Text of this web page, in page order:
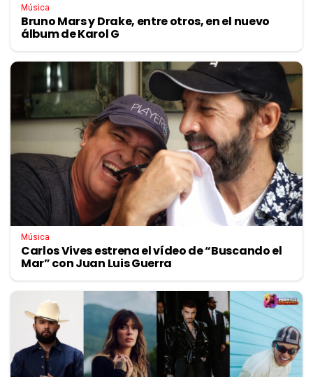
Música
Bruno Mars y Drake, entre otros, en el nuevo
álbum de Karol G
Música
Carlos Vives estrena el vídeo de “Buscando el
Mar” con Juan Luis Guerra